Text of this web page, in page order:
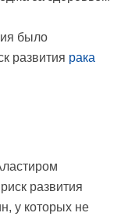
было
развития рака
развития
у которых не